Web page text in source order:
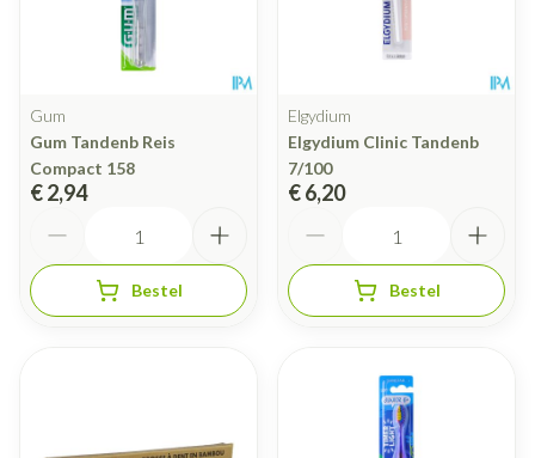
Gum
Gum Tandenb Reis
Compact 158
€ 2,94
Bestel
Elgydium
Elgydium Clinic Tandenb
7/100
€ 6,20
Bestel